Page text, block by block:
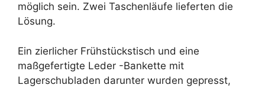
möglich sein. Zwei Taschenläufe lieferten die
Lösung.
Ein zierlicher Frühstückstisch und eine
maßgefertigte Leder -Bankette mit
Lagerschubladen darunter wurden gepresst,